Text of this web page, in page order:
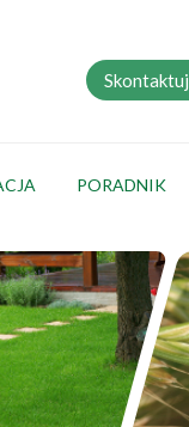
PORADNIK